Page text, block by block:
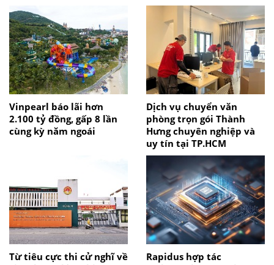
Vinpearl báo lãi hơn
2.100 tỷ đồng, gấp 8 lần
cùng kỳ năm ngoái
Dịch vụ chuyển văn
phòng trọn gói Thành
Hưng chuyên nghiệp và
uy tín tại TP.HCM
Từ tiêu cực thi cử nghĩ về
Rapidus hợp tác